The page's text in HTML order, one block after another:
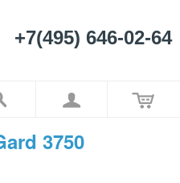
+7(495) 646-02-64
3750